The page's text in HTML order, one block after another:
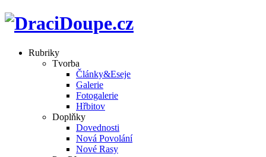
Rubriky
Tvorba
Články&Eseje
Galerie
Fotogalerie
Hřbitov
Doplňky
Dovednosti
Nová Povolání
Nové Rasy